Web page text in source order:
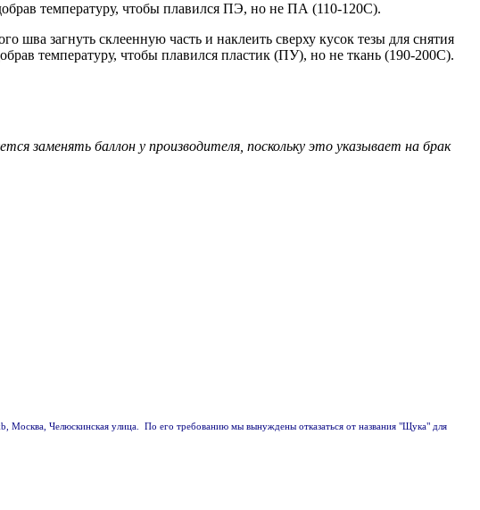
температуру, чтобы плавился ПЭ, но не ПА (110-120С).
шва загнуть склеенную часть и наклеить сверху кусок тезы для снятия
температуру, чтобы плавился пластик (ПУ), но не ткань (190-200С).
заменять баллон у производителя, поскольку это указывает на брак
Москва, Челюскинская улица. По его требованию мы вынуждены отказаться от названия "Щука" для